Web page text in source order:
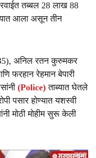
तब्बल 28 लाख 88
आला असून तीन
अनिल रतन कुरुमकर
फरहान रेहमान बेपारी
(Police) ताब्यात घेतले
पसार होण्यात यशस्वी
मोठी मोहीम सुरू केली